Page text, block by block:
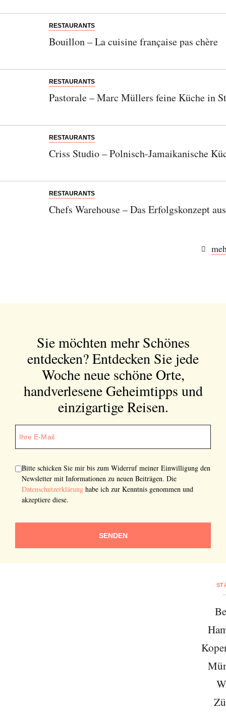
RESTAURANTS
Bouillon – La cuisine française pas chère
RESTAURANTS
Pastorale – Marc Müllers feine Küche in
RESTAURANTS
Criss Studio – Polnisch-Jamaikanische
RESTAURANTS
Chefs Warehouse – Das Erfolgskonzept
Sie möchten mehr Schönes
entdecken?Entdecken Sie jede
Woche neue schöne Orte,
handverlesene Geheimtipps und
einzigartige Reisen.
Bitte schicken Sie mir bis zum Widerruf meiner Einwilligung den
Newsletter mit Informationen zu neuen Beiträgen. Die
Datenschutzerklärung habe ich zur Kenntnis genommen und
akzeptiere diese.
SENDEN